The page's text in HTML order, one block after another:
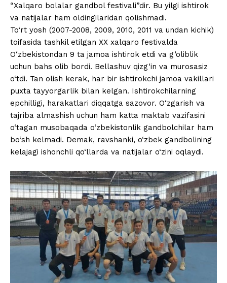
“Xalqaro bolalar gandbol festivali”dir. Bu yilgi ishtirok
va natijalar ham oldingilaridan qolishmadi.
To‘rt yosh (2007-2008, 2009, 2010, 2011 va undan kichik)
toifasida tashkil etilgan XX xalqaro festivalda
O‘zbekistondan 9 ta jamoa ishtirok etdi va g‘oliblik
uchun bahs olib bordi. Bellashuv qizg‘in va murosasiz
o‘tdi. Tan olish kerak, har bir ishtirokchi jamoa vakillari
puxta tayyorgarlik bilan kelgan. Ishtirokchilarning
epchilligi, harakatlari diqqatga sazovor. O‘zgarish va
tajriba almashish uchun ham katta maktab vazifasini
o‘tagan musobaqada o‘zbekistonlik gandbolchilar ham
bo‘sh kelmadi. Demak, ravshanki, o‘zbek gandbolining
kelajagi ishonchli qo‘llarda va natijalar o‘zini oqlaydi.